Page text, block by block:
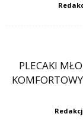
PLECAKI